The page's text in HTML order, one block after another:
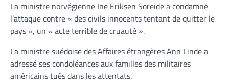
La ministre norvégienne Ine Eriksen Soreide a condamné
l’attaque contre « des civils innocents tentant de quitter le
pays », un « acte terrible de cruauté ».
La ministre suédoise des Affaires étrangères Ann Linde a
adressé ses condoléances aux familles des militaires
américains tués dans les attentats.